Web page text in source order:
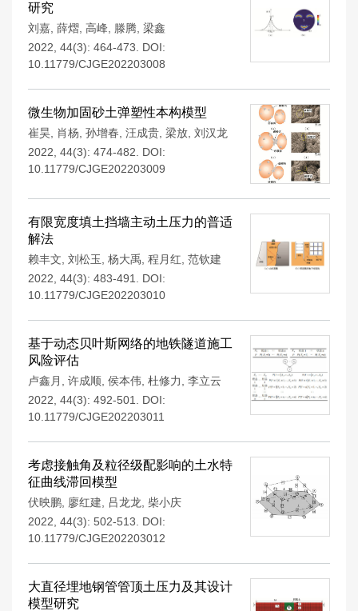
研究
刘嘉 薛熠 高峰 滕腾 梁鑫
2022, 44(3): 464-473.
DOI:
10.11779/CJGE202203008
微生物加固砂土弹塑性本构模型
崔昊 肖杨 孙增春 汪成贵 梁放 刘汉龙
2022, 44(3): 474-482.
DOI:
10.11779/CJGE202203009
有限宽度填土挡墙主动土压力的普适
解法
赖丰文 刘松玉 杨大禹 程月红 范钦建
2022, 44(3): 483-491.
DOI:
10.11779/CJGE202203010
基于动态贝叶斯网络的地铁隧道施工
风险评估
卢鑫月 许成顺 侯本伟 杜修力
李立云
2022, 44(3): 492-501.
DOI:
10.11779/CJGE202203011
考虑接触角及粒径级配影响的土水特
征曲线滞回模型
伏映鹏 廖红建 吕龙龙
柴小庆
2022, 44(3): 502-513.
DOI:
10.11779/CJGE202203012
大直径埋地钢管管顶土压力及其设计
模型研究